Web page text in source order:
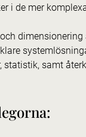
i de mer
dimensionering
statistik, samt